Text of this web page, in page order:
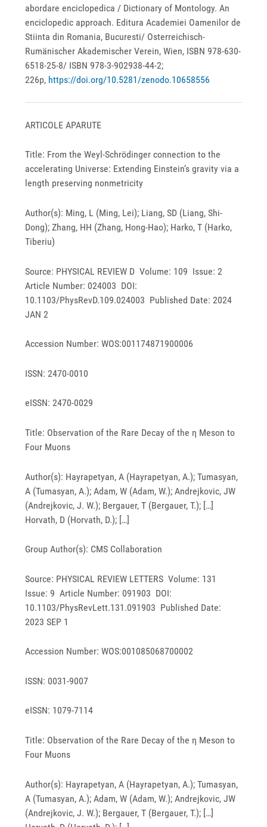
abordare enciclopedica / Dictionary of Montology. An
enciclopedic approach. Editura Academiei Oamenilor de
Stiinta din Romania, Bucuresti/ Osterreichisch-
Rumänischer Akademischer Verein, Wien, ISBN 978-630-
6518-25-8/ ISBN 978-3-902938-44-2;
226p, https://doi.org/10.5281/zenodo.10658556
ARTICOLE APARUTE
Title: From the Weyl-Schrödinger connection to the
accelerating Universe: Extending Einstein’s gravity via a
length preserving nonmetricity
Author(s): Ming, L (Ming, Lei); Liang, SD (Liang, Shi-
Dong); Zhang, HH (Zhang, Hong-Hao); Harko, T (Harko,
Tiberiu)
Source: PHYSICAL REVIEW D Volume: 109 Issue: 2
Article Number: 024003 DOI:
10.1103/PhysRevD.109.024003 Published Date: 2024
JAN 2
Accession Number: WOS:001174871900006
ISSN: 2470-0010
eISSN: 2470-0029
Title: Observation of the Rare Decay of the η Meson to
Four Muons
Author(s): Hayrapetyan, A (Hayrapetyan, A.); Tumasyan,
A (Tumasyan, A.); Adam, W (Adam, W.); Andrejkovic, JW
(Andrejkovic, J. W.); Bergauer, T (Bergauer, T.); […]
Horvath, D (Horvath, D.); […]
Group Author(s): CMS Collaboration
Source: PHYSICAL REVIEW LETTERS Volume: 131
Issue: 9 Article Number: 091903 DOI:
10.1103/PhysRevLett.131.091903 Published Date:
2023 SEP 1
Accession Number: WOS:001085068700002
ISSN: 0031-9007
eISSN: 1079-7114
Title: Observation of the Rare Decay of the η Meson to
Four Muons
Author(s): Hayrapetyan, A (Hayrapetyan, A.); Tumasyan,
A (Tumasyan, A.); Adam, W (Adam, W.); Andrejkovic, JW
(Andrejkovic, J. W.); Bergauer, T (Bergauer, T.); […]